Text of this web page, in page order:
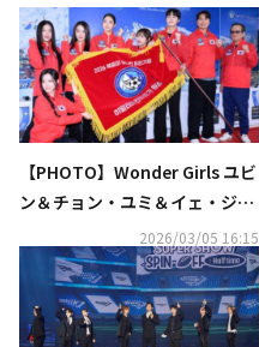
【PHOTO】Wonder Girls ユビ
ン＆チョン・ユミ＆イェ・ジウ
ォンら、ヒマラヤ遠征隊の発足
式に出席
2026/03/05 16:15